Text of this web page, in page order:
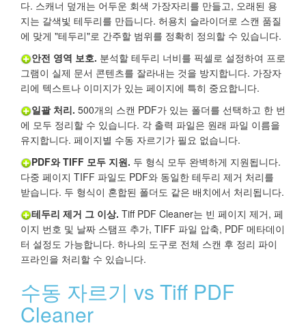
다. 스캐너 덮개는 어두운 회색 가장자리를 만들고, 오래된 용
지는 갈색빛 테두리를 만듭니다. 허용치 슬라이더로 스캔 품질
에 맞게 "테두리"로 간주할 범위를 정확히 정의할 수 있습니다.
안전 영역 보호. 분석할 테두리 너비를 픽셀로 설정하여 프로
그램이 실제 문서 콘텐츠를 잘라내는 것을 방지합니다. 가장자
리에 텍스트나 이미지가 있는 페이지에 특히 중요합니다.
일괄 처리. 500개의 스캔 PDF가 있는 폴더를 선택하고 한 번
에 모두 정리할 수 있습니다. 각 출력 파일은 원래 파일 이름을
유지합니다. 페이지별 수동 자르기가 필요 없습니다.
PDF와 TIFF 모두 지원. 두 형식 모두 완벽하게 지원됩니다.
다중 페이지 TIFF 파일도 PDF와 동일한 테두리 제거 처리를
받습니다. 두 형식이 혼합된 폴더도 같은 배치에서 처리됩니다.
테두리 제거 그 이상. Tiff PDF Cleaner는 빈 페이지 제거, 페
이지 번호 및 날짜 스탬프 추가, TIFF 파일 압축, PDF 메타데이
터 설정도 가능합니다. 하나의 도구로 전체 스캔 후 정리 파이
프라인을 처리할 수 있습니다.
수동 자르기 vs Tiff PDF
Cleaner